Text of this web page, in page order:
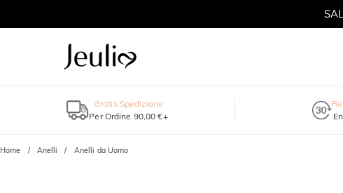
Gratis Spedizione
Per Ordine 90,00 €+
Home Anelli Anelli da Uomo